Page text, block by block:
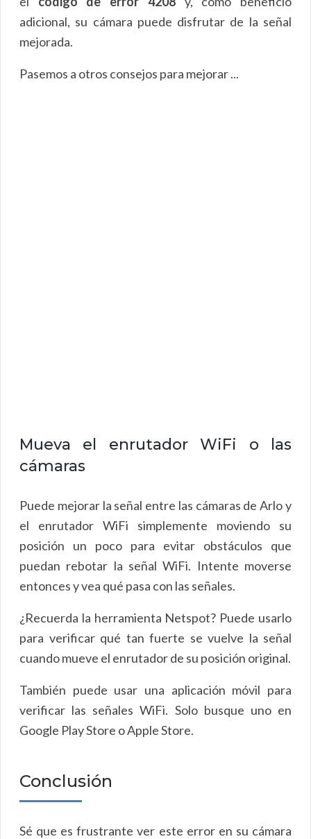
adicional, su cámara puede disfrutar de la señal
mejorada.
Pasemos a otros consejos para mejorar ...
Mueva el enrutador WiFi o las
cámaras
Puede mejorar la señal entre las cámaras de Arlo y
el enrutador WiFi simplemente moviendo su
posición un poco para evitar obstáculos que
puedan rebotar la señal WiFi. Intente moverse
entonces y vea qué pasa con las señales.
¿Recuerda la herramienta Netspot? Puede usarlo
para verificar qué tan fuerte se vuelve la señal
cuando mueve el enrutador de su posición original.
También puede usar una aplicación móvil para
verificar las señales WiFi. Solo busque uno en
Google Play Store o Apple Store.
Conclusión
Sé que es frustrante ver este error en su cámara